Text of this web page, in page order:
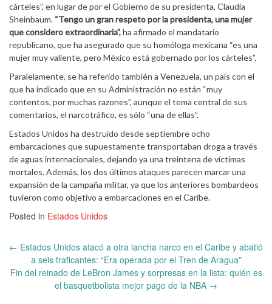
cárteles”, en lugar de por el Gobierno de su presidenta, Claudia
Sheinbaum. “Tengo un gran respeto por la presidenta, una mujer
que considero extraordinaria”,ha afirmado el mandatario
republicano, que ha asegurado que su homóloga mexicana “es una
mujer muy valiente, pero México está gobernado por los cárteles”.
Paralelamente, se ha referido también a Venezuela, un país con el
que ha indicado que en su Administración no están “muy
contentos, por muchas razones”, aunque el tema central de sus
comentarios, el narcotráfico, es sólo “una de ellas”.
Estados Unidos ha destruido desde septiembre ocho
embarcaciones que supuestamente transportaban droga a través
de aguas internacionales, dejando ya una treintena de víctimas
mortales. Además, los dos últimos ataques parecen marcar una
expansión de la campaña militar, ya que los anteriores bombardeos
tuvieron como objetivo a embarcaciones en el Caribe.
Posted in Estados Unidos
Post
navigation
← Estados Unidos atacó a otra lancha narco en el Caribe y abatió
a seis traficantes: “Era operada por el Tren de Aragua”
Fin del reinado de LeBron James y sorpresas en la lista: quién es
el basquetbolista mejor pago de la NBA →